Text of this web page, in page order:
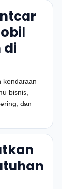
di
kendaraan
bisnis,
dan